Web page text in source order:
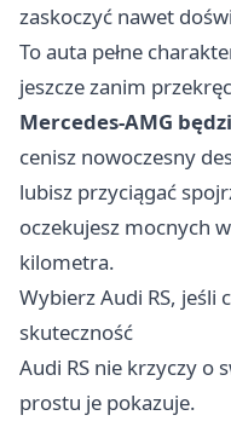
zaskoczyć nawet
To auta pełne
jeszcze zanim
Mercedes-AMG
cenisz nowoczesny
lubisz przyciągać
oczekujesz mocnych
kilometra.
Wybierz Audi RS, jeśli
skuteczność
Audi RS nie krzyczy o
prostu je pokazuje.